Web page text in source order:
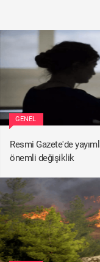
GENEL
Resmi Gazete'de
önemli değişiklik